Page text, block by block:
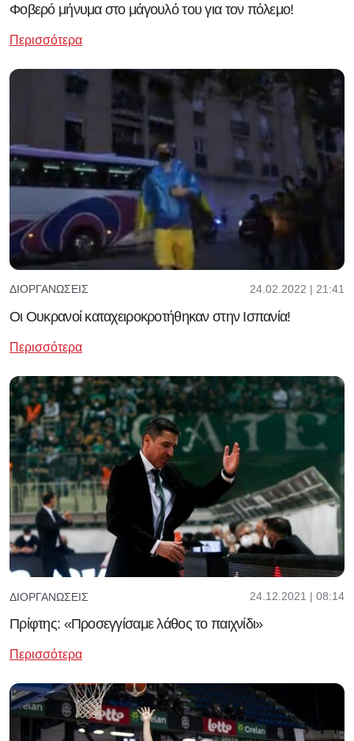
Φοβερό μήνυμα στο μάγουλό του για τον πόλεμο!
Περισσότερα
ΔΙΟΡΓΑΝΏΣΕΙΣ 24.02.2022 | 21:41
Οι Ουκρανοί καταχειροκροτήθηκαν στην Ισπανία!
Περισσότερα
ΔΙΟΡΓΑΝΏΣΕΙΣ 24.12.2021 | 08:14
Πρίφτης: «Προσεγγίσαμε λάθος το παιχνίδι»
Περισσότερα